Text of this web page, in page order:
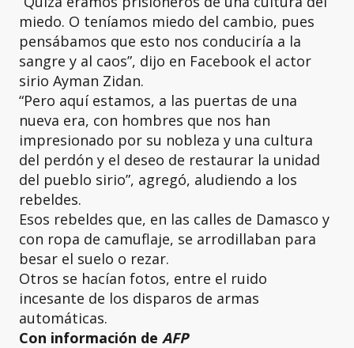
miedo. O teníamos miedo del cambio, pues
pensábamos que esto nos conduciría a la
sangre y al caos”, dijo en Facebook el actor
sirio Ayman Zidan.
“Pero aquí estamos, a las puertas de una
nueva era, con hombres que nos han
impresionado por su nobleza y una cultura
del perdón y el deseo de restaurar la unidad
del pueblo sirio”, agregó, aludiendo a los
rebeldes.
Esos rebeldes que, en las calles de Damasco y
con ropa de camuflaje, se arrodillaban para
besar el suelo o rezar.
Otros se hacían fotos, entre el ruido
incesante de los disparos de armas
automáticas.
Con información de AFP